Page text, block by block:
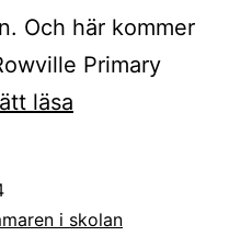
Och här kommer
Primary
läsa
i
i skolan